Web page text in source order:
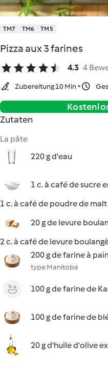
TM7 TM6 TM5
Pizza aux 3 farines
4.3 4
Zubereitung 10 Min
Zutaten
La pâte
220 g d'eau
1 c. à café de sucre
1 c. à café de poudre de malt
20 g de levure
2 c. à café de levure
200 g de farine à
type Manitoba
100 g de farine de
100 g de farine de
20 g d'huile d'olive